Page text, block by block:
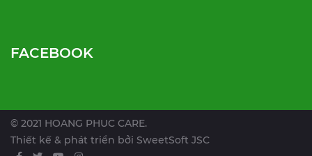
FACEBOOK
© 2021 HOANG PHUC CARE.
Thiết kế & phát triển bởi SweetSoft JSC